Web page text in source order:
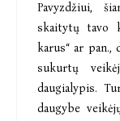
Pavyzdžiui,
skaitytų tavo
karus“ ar pan.,
sukurtų
daugialypis.
daugybe